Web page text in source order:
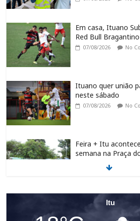
Em casa, Ituano
Red Bull Bragantino
07/08/2026 No
Ituano quer união
neste sábado
07/08/2026 No
Feira + Itu
semana na Praça
07/08/2026
Programa de
inicia nova etapa
Itu